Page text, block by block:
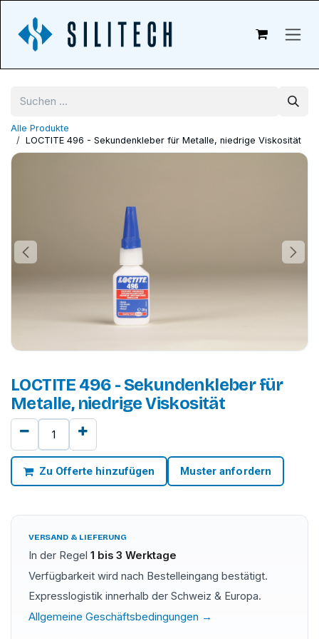
Alle Produkte
LOCTITE 496 - Sekundenkleber für Metalle, niedrige Viskosität
LOCTITE 496 - Sekundenkleber für
Metalle, niedrige Viskosität
Zu Offerte hinzufügen Muster anfordern
VERSAND & LIEFERUNG
In der Regel 1 bis 3 Werktage
Verfügbarkeit wird nach Bestelleingang bestätigt.
Expresslogistik innerhalb der Schweiz & Europa.
Allgemeine Geschäftsbedingungen →